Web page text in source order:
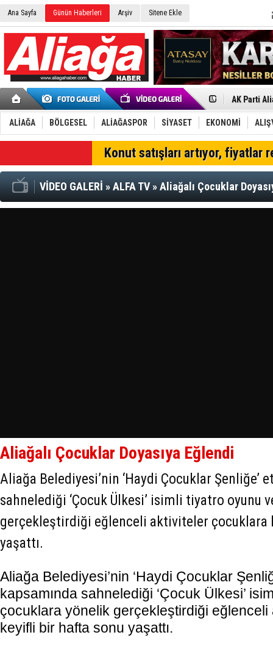
Ana Sayfa Günün Haberleri Arşiv Sitene Ekle
Menemen
Aliağa'da
Furkan
AK Parti
SOCAR
Trafiği
Alto,
Chp
ALİAĞA BÖLGESEL ALİAĞASPOR SİYASET EKONOMİ
Konut satışları artıyor, fiyatlar
VİDEO GALERİ »ALFA TV»Aliağalı Çocuklar
Aliağalı Çocuklar Doyasıya Eğlendi
Aliağa Belediyesi’nin ‘Haydi Çocuklar Şenliğe’
sahnelediği ‘Çocuk Ülkesi’ isimli tiyatro oyunu
gerçekleştirdiği eğlenceli aktiviteler çocuklara
yaşattı.
Aliağa Belediyesi’nin ‘Haydi Çocuklar
kapsamında sahnelediği ‘Çocuk Ülkesi’
çocuklara yönelik gerçekleştirdiği
keyifli bir hafta sonu yaşattı.